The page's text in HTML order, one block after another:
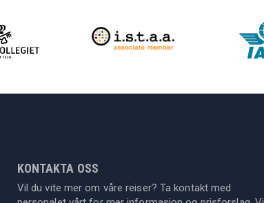
KONTAKTA OSS
Vil du vite mer om våre reiser? Ta kontakt med